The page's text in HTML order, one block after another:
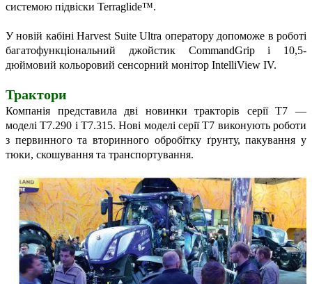
системою підвіски Terraglide™.
У новій кабіні Harvest Suite Ultra оператору допоможе в роботі
багатофункціональний джойстик CommandGrip і 10,5-
дюймовий кольоровий сенсорний монітор IntelliView IV.
Трактори
Компанія представила дві новинки тракторів серії Т7 —
моделі T7.290 і T7.315. Нові моделі серії T7 виконують роботи
з первинного та вторинного обробітку ґрунту, пакування у
тюки, скошування та транспортування.